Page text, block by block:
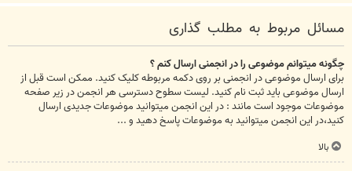
مسائل مربوط به مطلب گذاری
چگونه میتوانم موضوعی را در انجمنی ارسال کنم ؟
برای ارسال موضوعی در انجمنی بر روی دکمه مربوطه کلیک کنید. ممکن است قبل از
ارسال موضوعی باید ثبت نام کنید. لیست سطوح دسترسی هر انجمن در زیر صفحه
موضوعات موجود است مانند : در این انجمن میتوانید موضوعات جدیدی ارسال
کنید،در این انجمن میتوانید به موضوعات پاسخ دهید و ...
بالا